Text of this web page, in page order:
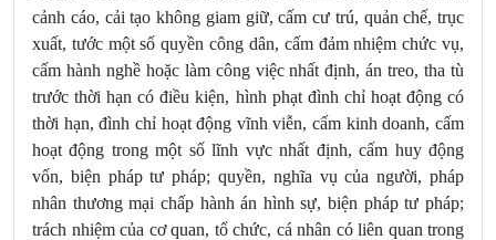
cảnh cáo, cải tạo không giam giữ, cấm cư trú, quản chế, trục
xuất, tước một số quyền công dân, cấm đảm nhiệm chức vụ,
cấm hành nghề hoặc làm công việc nhất định, án treo, tha tù
trước thời hạn có điều kiện, hình phạt đình chỉ hoạt động có
thời hạn, đình chỉ hoạt động vĩnh viễn, cấm kinh doanh, cấm
hoạt động trong một số lĩnh vực nhất định, cấm huy động
vốn, biện pháp tư pháp; quyền, nghĩa vụ của người, pháp
nhân thương mại chấp hành án hình sự, biện pháp tư pháp;
trách nhiệm của cơ quan, tổ chức, cá nhân có liên quan trong